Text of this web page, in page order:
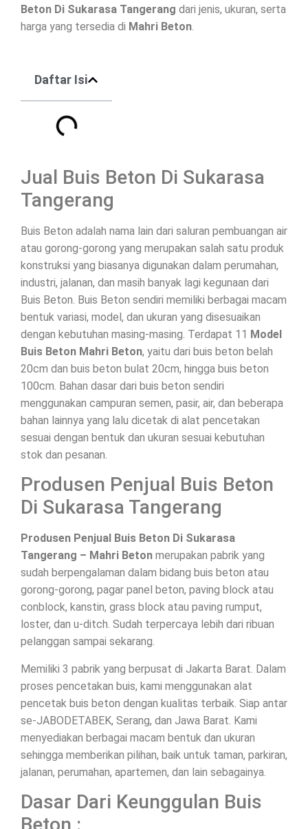
Beton Di Sukarasa Tangerang dari jenis, ukuran, serta
harga yang tersedia di Mahri Beton.
Daftar Isi
Jual Buis Beton Di Sukarasa
Tangerang
Buis Beton adalah nama lain dari saluran pembuangan air
atau gorong-gorong yang merupakan salah satu produk
konstruksi yang biasanya digunakan dalam perumahan,
industri, jalanan, dan masih banyak lagi kegunaan dari
Buis Beton. Buis Beton sendiri memiliki berbagai macam
bentuk variasi, model, dan ukuran yang disesuaikan
dengan kebutuhan masing-masing. Terdapat 11 Model
Buis Beton Mahri Beton, yaitu dari buis beton belah
20cm dan buis beton bulat 20cm, hingga buis beton
100cm. Bahan dasar dari buis beton sendiri
menggunakan campuran semen, pasir, air, dan beberapa
bahan lainnya yang lalu dicetak di alat pencetakan
sesuai dengan bentuk dan ukuran sesuai kebutuhan
stok dan pesanan.
Produsen Penjual Buis Beton
Di Sukarasa Tangerang
Produsen Penjual Buis Beton Di Sukarasa
Tangerang – Mahri Beton merupakan pabrik yang
sudah berpengalaman dalam bidang buis beton atau
gorong-gorong, pagar panel beton, paving block atau
conblock, kanstin, grass block atau paving rumput,
loster, dan u-ditch. Sudah terpercaya lebih dari ribuan
pelanggan sampai sekarang.
Memiliki 3 pabrik yang berpusat di Jakarta Barat. Dalam
proses pencetakan buis, kami menggunakan alat
pencetak buis beton dengan kualitas terbaik. Siap antar
se-JABODETABEK, Serang, dan Jawa Barat. Kami
menyediakan berbagai macam bentuk dan ukuran
sehingga memberikan pilihan, baik untuk taman, parkiran,
jalanan, perumahan, apartemen, dan lain sebagainya.
Dasar Dari Keunggulan Buis